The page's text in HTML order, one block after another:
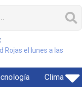
Rojas el lunes a las
Clima